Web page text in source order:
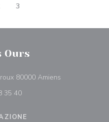
3
Ours
80000 Amiens((apre una
35 40